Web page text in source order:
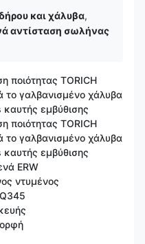
και χάλυβα,
αντίσταση σωλήνας
ποιότητας TORICH
το γαλβανισμένο χάλυβα
εμβύθισης
ποιότητας TORICH
το γαλβανισμένο χάλυβα
εμβύθισης
ERW
ντυμένος